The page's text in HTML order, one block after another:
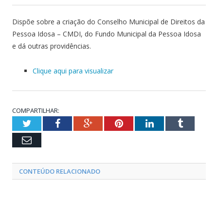
Dispõe sobre a criação do Conselho Municipal de Direitos da
Pessoa Idosa – CMDI, do Fundo Municipal da Pessoa Idosa
e dá outras providências.
Clique aqui para visualizar
COMPARTILHAR:
TwitterFacebookGoogle+PinterestLinkedInTumblr
Email
CONTEÚDO RELACIONADO